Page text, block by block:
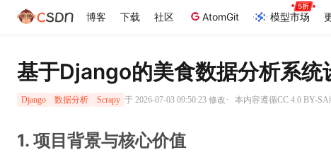
博客 下载 社区 AtomGit 模型市场
基于Django的美食数据分析系统
Django 数据分析 Scrapy 于 2026-07-03 09:50:23 修改· 本内容遵循CC 4.0 BY-
1. 项目背景与核心价值